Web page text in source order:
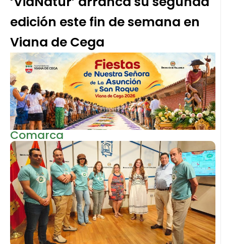
edición este fin de semana en
Viana de Cega
Comarca